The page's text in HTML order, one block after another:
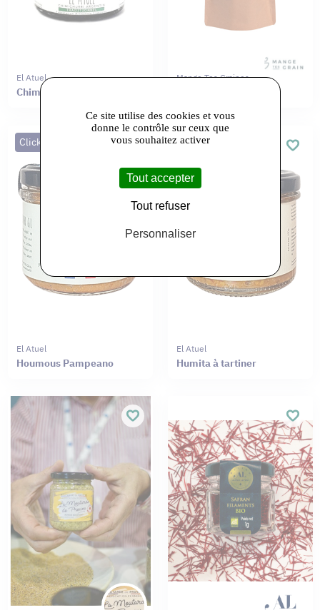
El Atuel
Chimichurri Traditionnel
Mange Tes Graines
Click&Collect
El Atuel
Houmous Pampeano
Click&Collect
El Atuel
Humita à tartiner
Ce site utilise des cookies et vous
donne le contrôle sur ceux que
vous souhaitez activer
Tout accepter
Tout refuser
Personnaliser